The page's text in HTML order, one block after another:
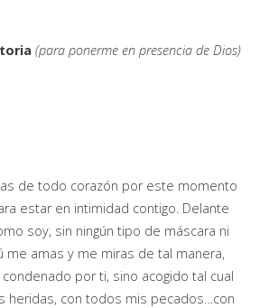
(para ponerme en presencia de Dios)
de todo corazón por este momento
estar en intimidad contigo. Delante
soy, sin ningún tipo de máscara ni
me amas y me miras de tal manera,
por ti, sino acogido tal cual
heridas, con todos mis pecados…con